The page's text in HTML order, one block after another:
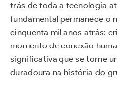
trás de toda a tecnologia
fundamental permanece o
cinquenta mil anos atrás:
momento de conexão
significativa que se torne
duradoura na história do